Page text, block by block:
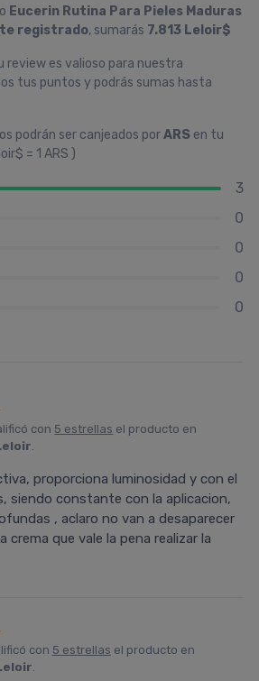
Eucerin Rutina Para Pieles Maduras
registrado, sumarás 7.813 Leloir$
review es valioso para nuestra
tus puntos y podrás sumas hasta
podrán ser canjeados porARS en tu
= 1 ARS )
3
0
0
0
0
con 5 estrellas el producto en
.
proporciona luminosidad y con el
siendo constante con la aplicacion,
, aclaro no van a desaparecer
crema que vale la pena realizar la
con 5 estrellas el producto en
.